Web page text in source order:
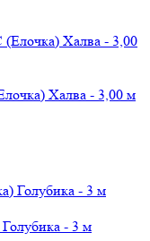
Халва - 3,00 м
- 3 м